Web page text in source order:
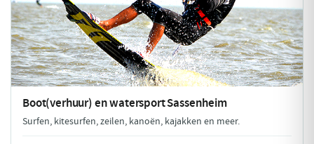
Boot(verhuur) en watersportSassenheim
Surfen, kitesurfen, zeilen, kanoën, kajakken en meer.